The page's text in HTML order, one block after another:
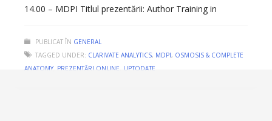
14.00 – MDPI Titlul prezentării: Author Training in
PUBLICAT ÎN GENERAL
TAGGED UNDER: CLARIVATE ANALYTICS, MDPI, OSMOSIS & COMPLETE
ANATOMY PREZENTĂRI ONLINE UPTODATE